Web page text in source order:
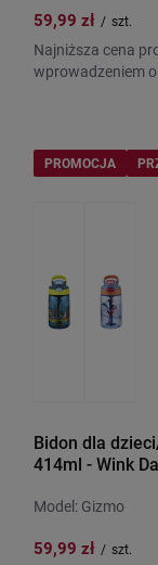
59,99 zł / szt.
Najniższa cena
wprowadzeniem
PROMOCJA
Bidon dla
414ml - Wink
Model: Gizmo
59,99 zł / szt.